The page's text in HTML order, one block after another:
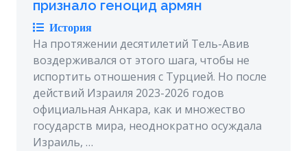
признало геноцид армян
История
На протяжении десятилетий Тель-Авив
воздерживался от этого шага, чтобы не
испортить отношения с Турцией. Но после
действий Израиля 2023-2026 годов
официальная Анкара, как и множество
государств мира, неоднократно осуждала
Израиль, …